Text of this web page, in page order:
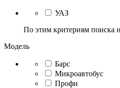
УАЗ
По этим критериям поиска
Модель
Барс
Микроавтобус
Профи